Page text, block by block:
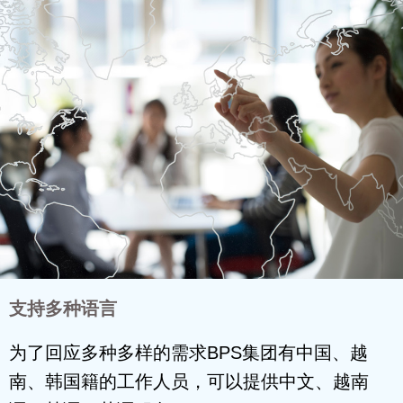
支持多种语言
为了回应多种多样的需求BPS集团有中国、越
南、韩国籍的工作人员，可以提供中文、越南